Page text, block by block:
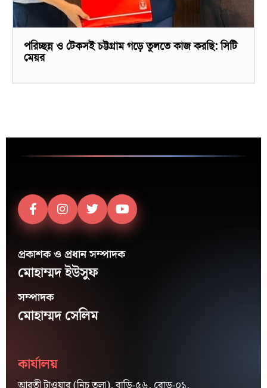
পরিচ্ছন্ন ও টেকসই চট্টগ্রাম গড়ে তুলতে কাজ করছি: সিটি
মেয়র
প্রকাশক ও প্রধান সম্পাদক
মোহাম্মদ ইউসুফ
সম্পাদক
মোহাম্মদ সেলিম
কার্যালয়